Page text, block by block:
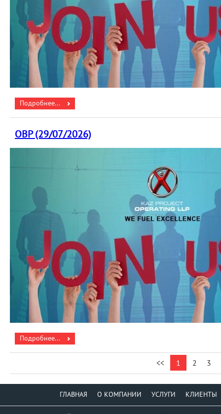
Подробнее...
ОВР (29/07/2026)
Подробнее...
<< 1 2 3
ГЛАВНАЯ О КОМПАНИИ УСЛУГИ КЛИЕНТЫ